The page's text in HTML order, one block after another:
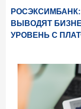
ВЫВОДЯТ
УРОВЕНЬ С